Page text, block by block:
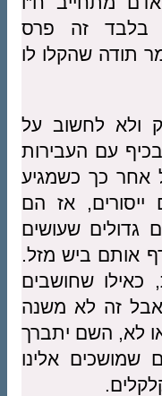
בלבד זה פרס
תודה שהקלו לו
ולא לחשוב על
עם העבירות
אחר כך כשמגיע
אז הם
גדולים שעושים
אותם ביש מזל.
כאילו שחושבים
זה לא משנה
לא, השם יתברך
אלינו